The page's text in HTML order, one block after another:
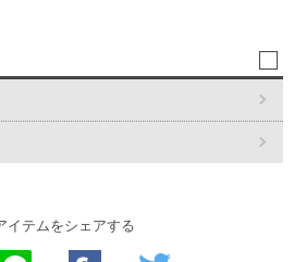
イテムをシェアする